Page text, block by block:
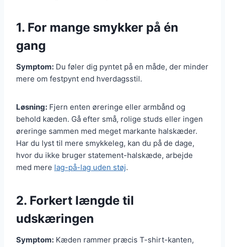
1. For mange smykker på én
gang
Symptom: Du føler dig pyntet på en måde, der minder
mere om festpynt end hverdagsstil.
Løsning: Fjern enten øreringe eller armbånd og
behold kæden. Gå efter små, rolige studs eller ingen
øreringe sammen med meget markante halskæder.
Har du lyst til mere smykkeleg, kan du på de dage,
hvor du ikke bruger statement-halskæde, arbejde
med mere lag-på-lag uden støj.
2. Forkert længde til
udskæringen
Symptom: Kæden rammer præcis T-shirt-kanten,